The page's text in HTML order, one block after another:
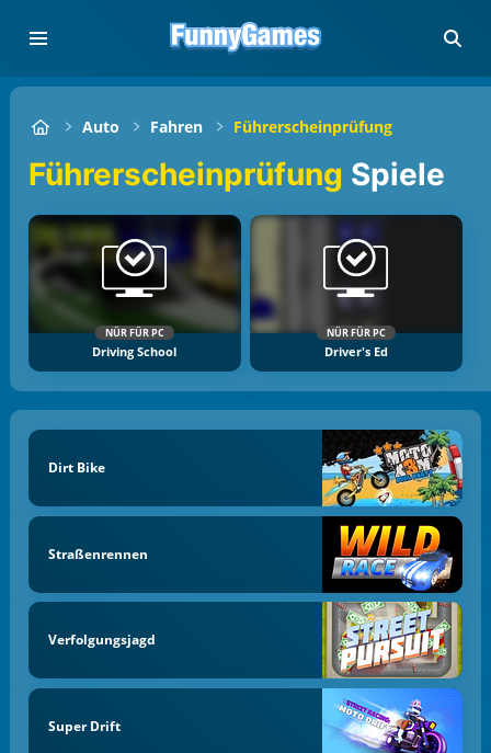
Auto Fahren Führerscheinprüfung
Führerscheinprüfung Spiele
NÜR FÜR PC
Driving School
NÜR FÜR PC
Driver's Ed
Dirt Bike
Straßenrennen
Verfolgungsjagd
Super Drift